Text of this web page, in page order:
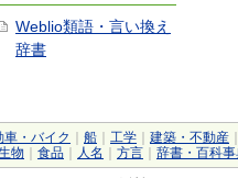
Weblio類語・言い換え
辞書
車・バイク 船 工学 建築・不動産
物 食品 人名 方言 辞書・百科事